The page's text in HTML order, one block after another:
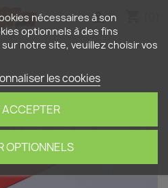

BP16-RDBL (rechargeable)
nécessaires à son
optionnels à des fins
notre site, veuillez choisir vos
les cookies
OPTIONNELS